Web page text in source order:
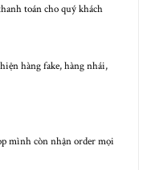
toán cho quý khách
hàng fake, hàng nhái,
mình còn nhận order mọi